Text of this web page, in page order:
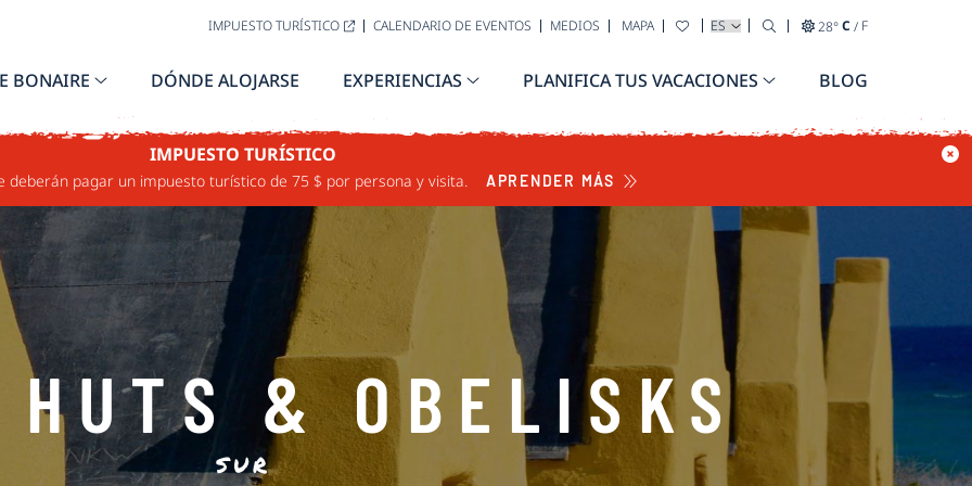
IMPUESTO TURÍSTICO CALENDARIO DE EVENTOS MEDIOS MAPA SELECCIONA TU IDIOMA
28°C / F
BONAIRE DÓNDE ALOJARSE EXPERIENCIAS PLANIFICA TUS VACACIONES BLOG
IMPUESTO TURÍSTICO
deberán pagar un impuesto turístico de 75 $ por persona y visita. APRENDER MÁS
HUTS & OBELISKS
SUR